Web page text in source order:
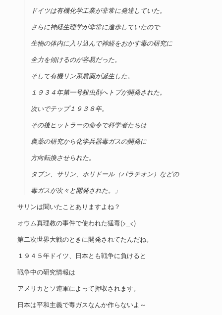
ドイツは有機化学工業が非常に発達していた。
さらに神経生理学が非常に進歩していたので
生物の体内に入り込んで神経をおかす毒の研究に
全力を傾けるのが容易だった。
そして有機リン系農薬が誕生した。
１９３４年第一号殺虫剤へトプが開発された。
次いでテップ１９３８年。
その後ヒットラーの命令で科学者たちは
農薬の研究から化学兵器毒ガスの開発に
方向転換させられた。
タブン、サリン、ホリドール（パラチオン）などの
毒ガスが次々と開発された。」
サリンは聞いたことありますよね？
オウム真理教の事件で使われた猛毒(>_<)
第二次世界大戦のときに開発されてたんだね。
１９４５年ドイツ、日本とも戦争に負けると
戦争中の研究情報は
アメリカとソ連軍によって押収されます。
日本は平和主義で毒ガスなんか作らないよ～